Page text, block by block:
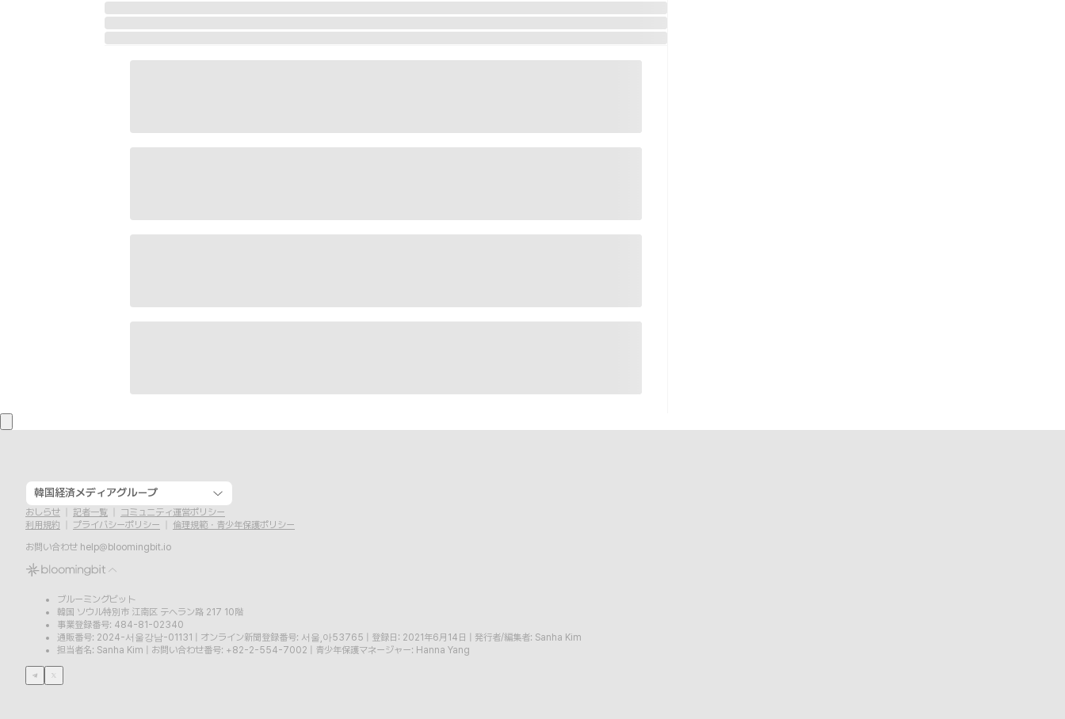
韓国経済メディアグループ
おしらせ 記者一覧
コミュニティ運営ポリシー
利用規約
プライバシーポリシー
倫理規範・青少年保護ポリシー
お問い合わせ help@bloomingbit.io
ブルーミングビット
韓国 ソウル特別市 江南区 テヘラン路 217 10階
事業登録番号: 484-81-02340
通販番号: 2024-서울강남-01131
オンライン新聞登録番号: 서울,아53765 登録日: 2021年6月14日
発行者/編集者: Sanha Kim
担当者名: Sanha Kim
お問い合わせ番号: +82-2-554-7002 青少年保護マネージャー: Hanna Yang